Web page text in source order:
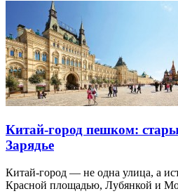
Китай-город пешком:
Зарядье
Китай-город — не одна улица, а
Красной площадью, Лубянкой и